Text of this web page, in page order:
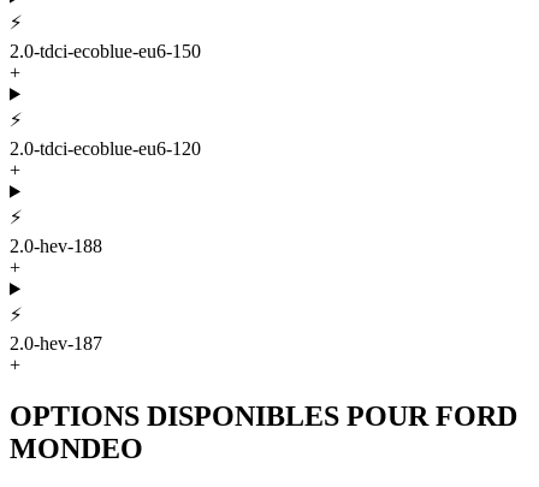
⚡
2.0-tdci-ecoblue-eu6-150
+
⚡
2.0-tdci-ecoblue-eu6-120
+
⚡
2.0-hev-188
+
⚡
2.0-hev-187
+
OPTIONS DISPONIBLES POUR FORD
MONDEO